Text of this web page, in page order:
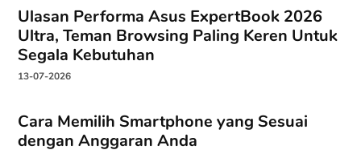
Ulasan Performa Asus ExpertBook 2026
Ultra, Teman Browsing Paling Keren Untuk
Segala Kebutuhan
13-07-2026
Cara Memilih Smartphone yang Sesuai
dengan Anggaran Anda